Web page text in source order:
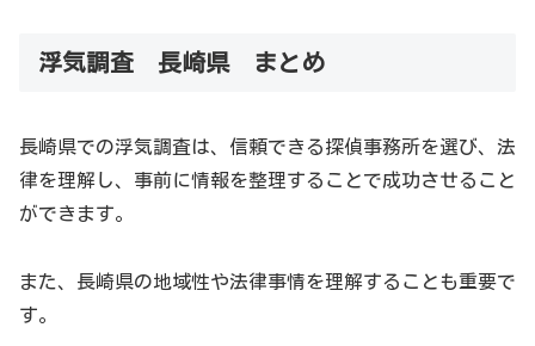
長崎県の探偵事務所
長崎県には、浮気調査を専門とする信頼できる探偵事務所
持っています。
浮気調査 長崎県 まとめ
長崎県での浮気調査は、信頼できる探偵事務所を選び、法
律を理解し、事前に情報を整理することで成功させること
ができます。
また、長崎県の地域性や法律事情を理解することも重要で
す。